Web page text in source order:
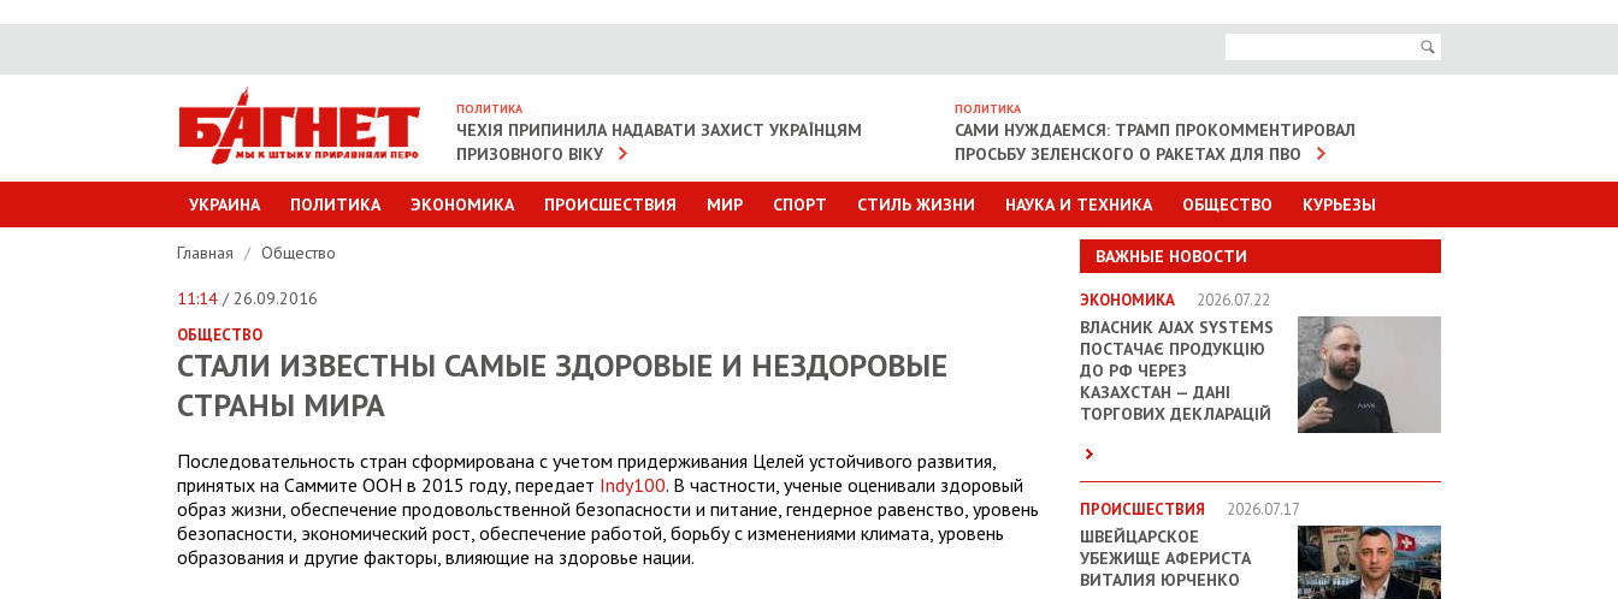
ПОЛИТИКА
ЧЕХІЯ ПРИПИНИЛА НАДАВАТИ ЗАХИСТ УКРАЇНЦЯМ
ПРИЗОВНОГО ВІКУ
ПОЛИТИКА
САМИ НУЖДАЕМСЯ: ТРАМП ПРОКОММЕНТИРОВАЛ
ПРОСЬБУ ЗЕЛЕНСКОГО О РАКЕТАХ ДЛЯ ПВО
УКРАИНА ПОЛИТИКА ЭКОНОМИКА ПРОИСШЕСТВИЯ МИР СПОРТ СТИЛЬ ЖИЗНИ НАУКА И ТЕХНИКА ОБЩЕСТВО КУРЬЕЗЫ
ВАЖНЫЕ НОВОСТИ
ЭКОНОМИКА 2026.07.22
ВЛАСНИК AJAX SYSTEMS
ПОСТАЧАЄ ПРОДУКЦІЮ
ДО РФ ЧЕРЕЗ
КАЗАХСТАН — ДАНІ
ТОРГОВИХ ДЕКЛАРАЦІЙ
ПРОИСШЕСТВИЯ 2026.07.17
ШВЕЙЦАРСКОЕ
УБЕЖИЩЕ АФЕРИСТА
ВИТАЛИЯ ЮРЧЕНКО
Главная / Общество
11:14 / 26.09.2016
ОБЩЕСТВО
СТАЛИ ИЗВЕСТНЫ САМЫЕ ЗДОРОВЫЕ И НЕЗДОРОВЫЕ
СТРАНЫ МИРА
Последовательность стран сформирована с учетом придерживания Целей устойчивого развития,
принятых на Саммите ООН в 2015 году, передает Indy100. В частности, ученые оценивали здоровый
образ жизни, обеспечение продовольственной безопасности и питание, гендерное равенство, уровень
безопасности, экономический рост, обеспечение работой, борьбу с изменениями климата, уровень
образования и другие факторы, влияющие на здоровье нации.